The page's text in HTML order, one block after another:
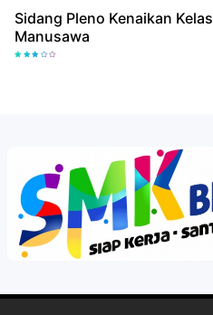
Sidang Pleno Kenaikan Kelas
Manusawa